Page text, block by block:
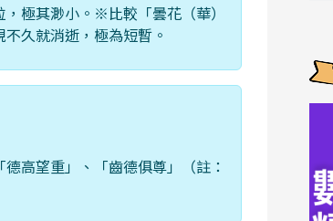
極其渺小。※比較「曇花（華）
久就消逝，極為短暫。
高望重」、「齒德俱尊」（註：